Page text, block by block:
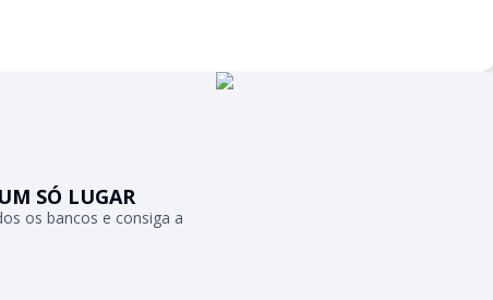
SÓ LUGAR
os bancos e consiga a